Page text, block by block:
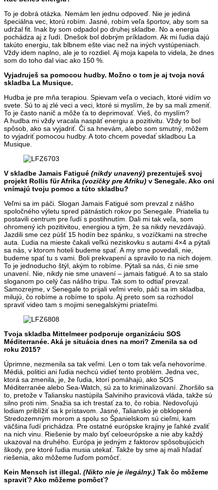
To je dobrá otázka. Nemám len jednu odpoveď. Nie je jediná
špeciálna vec, ktorú robím. Jasné, robím veľa športov, aby som sa
udržal fit. Inak by som odpadol po druhej skladbe. No a energia
pochádza aj z ľudí. Dnešok bol dobrým príkladom. Ak mi ľudia dajú
takúto energiu, tak blbnem ešte viac než na iných vystúpeniach.
Vždy idem naplno, ale je to rozdiel. Aj moja kapela to videla, že dnes
som do toho dal viac ako 150 %.
Vyjadruješ sa pomocou hudby. Možno o tom je aj tvoja nová
skladba La Musique.
Hudba je pre mňa terapiou. Spievam veľa o veciach, ktoré vidím vo
svete. Sú to aj zlé veci a veci, ktoré si myslím, že by sa mali zmeniť.
To je často nanič a môže ťa to deprimovať. Vieš, čo myslím?
A hudba mi vždy vracala naspäť energiu a pozitivitu. Vždy to bol
spôsob, ako sa vyjadriť. Či sa hnevám, alebo som smutný, môžem
to vyjadriť pomocou hudby. A toto chcem povedať skladbou La
Musique.
V skladbe Jamais Fatigué (nikdy unavený) prezentuješ svoj
projekt Rollis für Afrika (vozíčky pre Afriku) v Senegale. Ako oni
vnímajú tvoju pomoc a túto skladbu?
Veľmi sa im páči. Slogan Jamais Fatigué som prevzal z nášho
spoločného výletu spred pätnástich rokov po Senegale. Priatelia tu
postavili centrum pre ľudí s postihnutím. Dali mi tak veľa, som
ohromený ich pozitivitou, energiou a tým, že sa nikdy nevzdávajú.
Jazdili sme cez púšť 15 hodín bez spánku, s vozíčkami na streche
auta. Ľudia na mieste čakali veľkú neziskovku s autami 4×4 a pýtali
sa nás, v ktorom hoteli budeme spať. A my sme povedali, nie,
budeme spať tu s vami. Boli prekvapení a spravilo to na nich dojem.
To je jednoducho štýl, akým to robíme. Pýtali sa nás, či nie sme
unavení. Nie, nikdy nie sme unavení – jamais fatigué. A to sa stalo
sloganom po celý čas nášho tripu. Tak som to odtiaľ prevzal.
Samozrejme, v Senegale to prijali veľmi vrelo, páči sa im skladba,
milujú, čo robíme a robíme to spolu. Aj preto som sa rozhodol
spraviť video tam s mojimi senegalskými priateľmi.
Tvoja skladba Mittelmeer podporuje organizáciu SOS
Méditerranée. Aká je situácia dnes na mori? Zmenila sa od
roku 2015?
Úprimne, nezmenila sa tak veľmi. Len o tom tak veľa nehovoríme.
Médiá, politici ani ľudia nechcú vidieť tento problém. Jedna vec,
ktorá sa zmenila, je, že ľudia, ktorí pomáhajú, ako SOS
Méditerranée alebo Sea-Watch, sú za to kriminalizovaní. Zhoršilo sa
to, pretože v Taliansku nastúpila Salviniho pravicová vláda, takže sú
silno proti nim. Snažia sa ich trestať za to, čo robia. Nedovoľujú
lodiam priblížiť sa k prístavom. Jasné, Taliansko je obklopené
Stredozemným morom a spolu so Španielskom sú cieľmi, kam
väčšina ľudí prichádza. Pre ostatné európske krajiny je ľahké zvaliť
na nich vinu. Riešenie by malo byť celoeurópske a nie aby každý
ukazoval na druhého. Európa je jedným z faktorov spôsobujúcich
škody, pre ktoré ľudia musia utekať. Takže by sme aj mali hľadať
riešenia, ako môžeme ľuďom pomôcť.
Kein Mensch ist illegal. (Nikto nie je ilegálny.) Tak čo môžeme
spraviť? Ako môžeme pomôcť?